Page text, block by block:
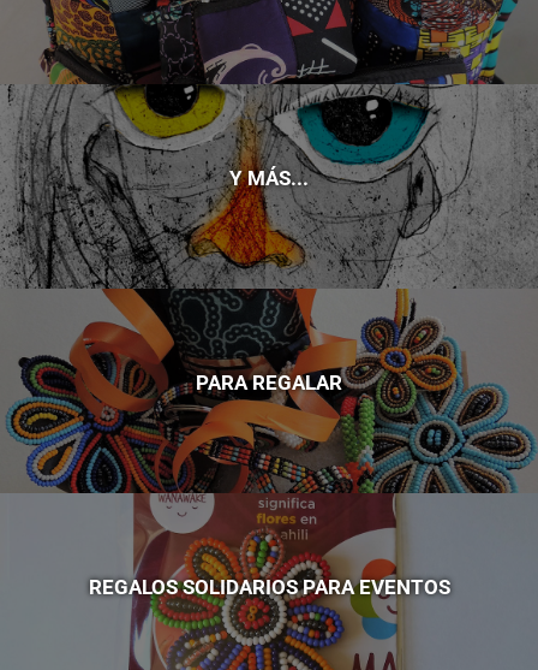
Y MÁS...
PARA REGALAR
REGALOS SOLIDARIOS PARA EVENTOS